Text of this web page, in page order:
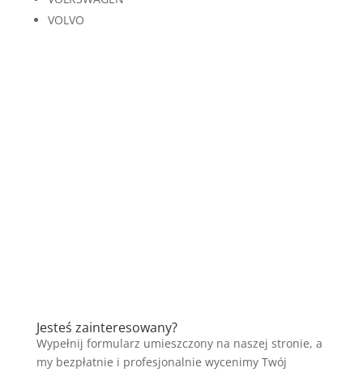
VOLVO
Jesteś zainteresowany?
Wypełnij formularz umieszczony na naszej stronie, a
my bezpłatnie i profesjonalnie wycenimy Twój